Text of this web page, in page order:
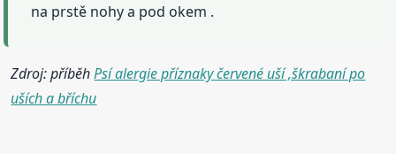
na prstě nohy a pod okem .
Zdroj: příběhPsí alergie příznaky červené uší ,škrabaní po
uších a bříchu